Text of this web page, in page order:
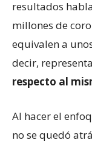
resultados
millones de
equivalen a
decir,
respecto al
Al hacer el
no se quedó